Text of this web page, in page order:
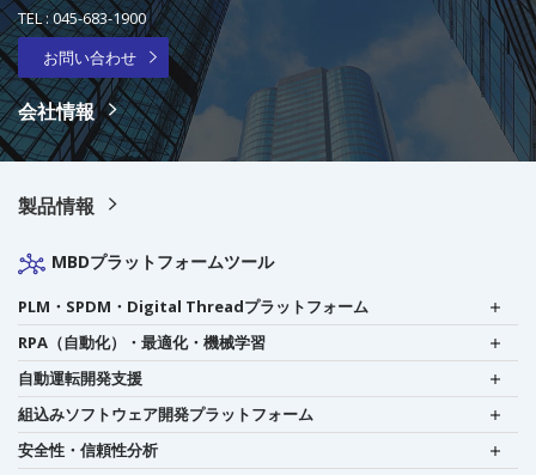
TEL :045-683-1900
お問い合わせ
会社情報
製品情報
MBDプラットフォームツール
PLM・SPDM・Digital Threadプラットフォーム
RPA（自動化）・最適化・機械学習
自動運転開発支援
組込みソフトウェア開発プラットフォーム
安全性・信頼性分析